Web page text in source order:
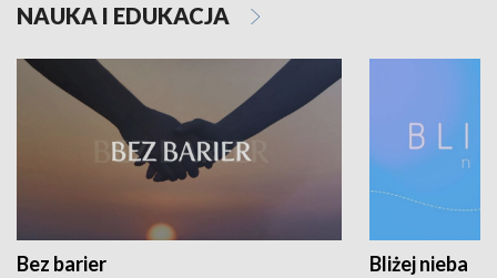
NAUKA I EDUKACJA
Bez barier Bliżej nieba